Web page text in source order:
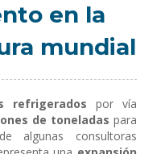
en la
mundial
refrigerados por vía
de toneladas para
algunas consultoras